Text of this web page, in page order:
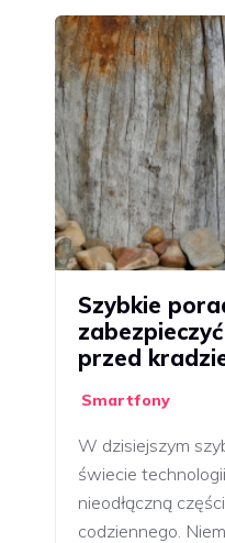
Szybkie
przed
Smartfony
W dzisiejszym
świecie
nieodłączną
codziennego.